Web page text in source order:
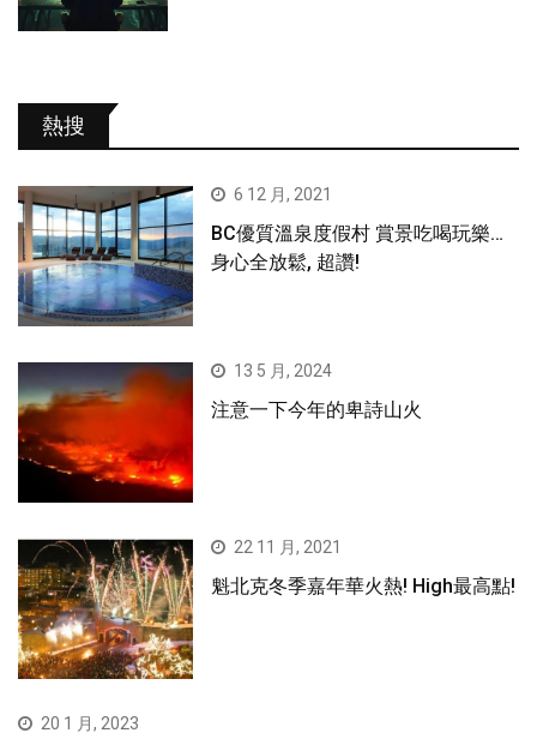
熱搜
6 12 月, 2021
BC優質溫泉度假村 賞景吃喝玩樂…
身心全放鬆, 超讚!
13 5 月, 2024
注意一下今年的卑詩山火
22 11 月, 2021
魁北克冬季嘉年華火熱! High最高點!
20 1 月, 2023